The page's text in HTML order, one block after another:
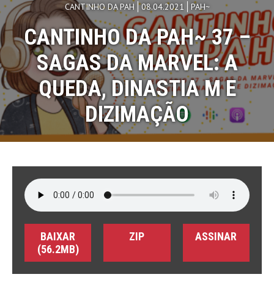
CANTINHO DA PAH 08.04.2021 PAH~
CANTINHO DA PAH~ 37 –
SAGAS DA MARVEL: A
QUEDA, DINASTIA M E
DIZIMAÇÃO
BAIXAR
(56.2MB)
ZIP ASSINAR